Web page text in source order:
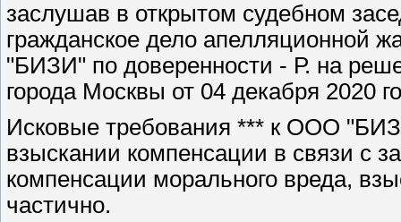
заслушав в открытом судебном
гражданское дело апелляционной
"БИЗИ" по доверенности - Р. на
города Москвы от 04 декабря 2020
Исковые требования *** к ООО
взыскании компенсации в связи с
компенсации морального вреда,
частично.